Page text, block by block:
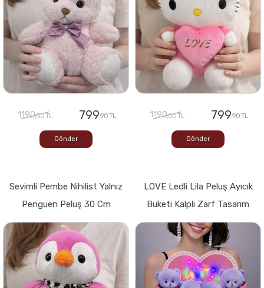
1190,00 TL 799,90 TL
Gönder
1190,00 TL 799,90 TL
Gönder
Sevimli Pembe Nihilist Yalnız
Penguen Peluş 30 Cm
LOVE Ledli Lila Peluş Ayıcık
Buketi Kalpli Zarf Tasarım